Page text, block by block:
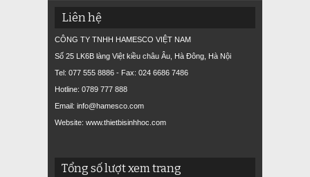
Liên hệ
CÔNG TY TNHH HAMESCO VIỆT NAM
Số 25 LK6B làng Việt kiều châu Âu, Hà Đông, Hà Nội
Tel: 077 555 8886 - Fax: 024 6686 7486
Hotline: 0789 777 888
Email: info@hamesco.com
Website: www.thietbisinhhoc.com
Tổng số lượt xem trang